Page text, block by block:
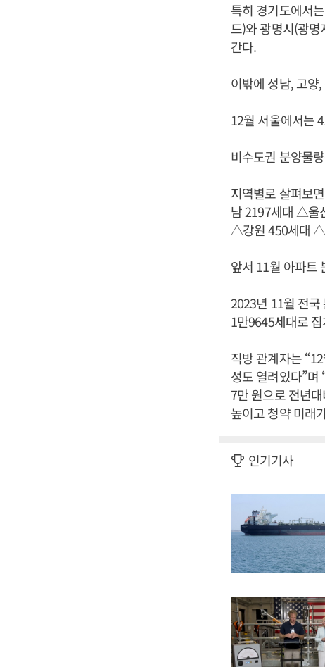
특히 경기도에서
드)와 광명시(광
간다.
이밖에 성남, 고양
12월 서울에서는
비수도권 분양물
지역별로 살펴보
남 2197세대 △울
△강원 450세대 △
앞서 11월 아파트
2023년 11월 전
1만9645세대로
직방 관계자는
성도 열려있다”며
7만 원으로 전년
높이고 청약 미래
인기기사